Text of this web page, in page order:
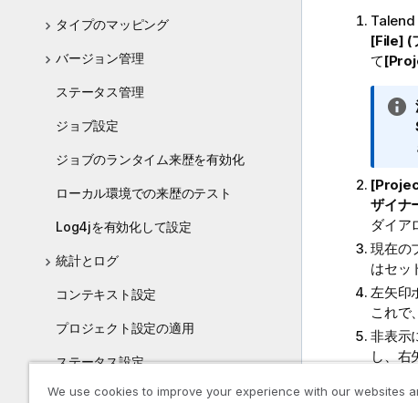
タイプのマッピング
バージョン管理
ステータス管理
ジョブ設定
ジョブのランタイム来歴を有効化
ローカル環境での来歴のテスト
Log4jを有効化して設定
統計とログ
コンテキスト設定
プロジェクト設定の適用
ステータス設定
セキュリティ設定
[File] (
て
ザイナ
ダイア
現在の
はセッ
左矢印
これで
非表示
し、右
We use cookies to improve your experience with our websites